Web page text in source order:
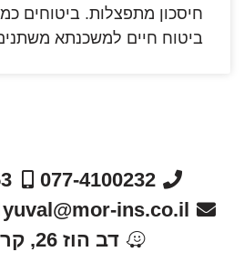
חיסכון מתפצלות. ביטוחים
ביטוח חיים למשכנתא
077-4100232
yuval@mor-ins.co.il
דב הוז 26, קריית אונו